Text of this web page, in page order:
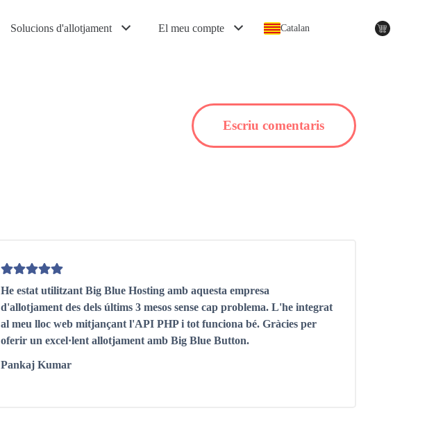
Solucions d'allotjament El meu compte Catalan
Escriu comentaris
He estat utilitzant Big Blue Hosting amb aquesta empresa
d'allotjament des dels últims 3 mesos sense cap problema. L'he integrat
al meu lloc web mitjançant l'API PHP i tot funciona bé. Gràcies per
oferir un excel·lent allotjament amb Big Blue Button.
Pankaj Kumar